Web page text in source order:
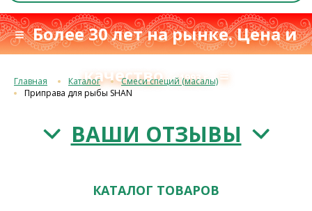
≡ Более 30 лет на рынке. Цена и
качествос 1993 г.≡
Главная Каталог
Смеси специй (масалы)
Приправа для рыбы SHAN
ВАШИ ОТЗЫВЫ
КАТАЛОГ ТОВАРОВ